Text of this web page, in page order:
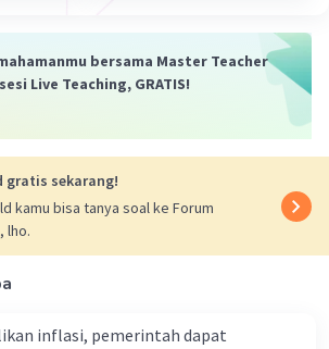
berbagai layanan perbankan
merilis aplikasi perbankan
: Bank asing yang
di berbagai negara, termasuk
: Berasal dari Amerika Serikat,
bersama Master Teacher
Live Teaching, GRATIS!
gratis sekarang!
kamu bisa tanya soal ke Forum
lho.
inflasi, pemerintah dapat